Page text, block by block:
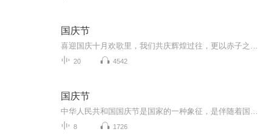
国庆节
20 4542
国庆节
8 1726